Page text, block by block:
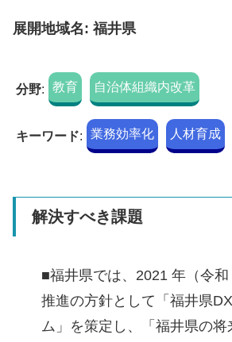
展開地域名: 福井県
分野: 教育 自治体組織内改革
キーワード: 業務効率化 人材育成
解決すべき課題
■福井県では、2021 年（令
推進の方針として「福井県
ム」を策定し、「福井県の将